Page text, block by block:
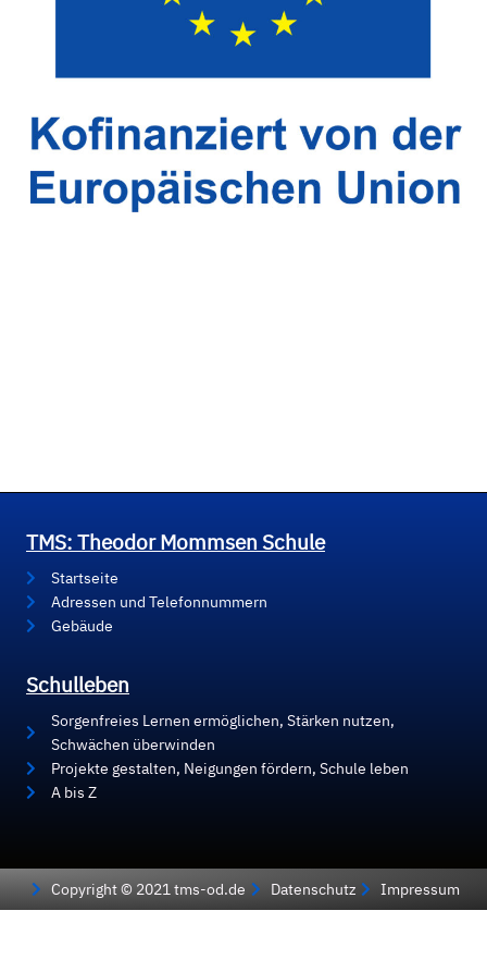
TMS: Theodor Mommsen Schule
Startseite
Adressen und Telefonnummern
Gebäude
Schulleben
Sorgenfreies Lernen ermöglichen, Stärken nutzen,
Schwächen überwinden
Projekte gestalten, Neigungen fördern, Schule leben
A bis Z
Copyright © 2021 tms-od.de Datenschutz Impressum